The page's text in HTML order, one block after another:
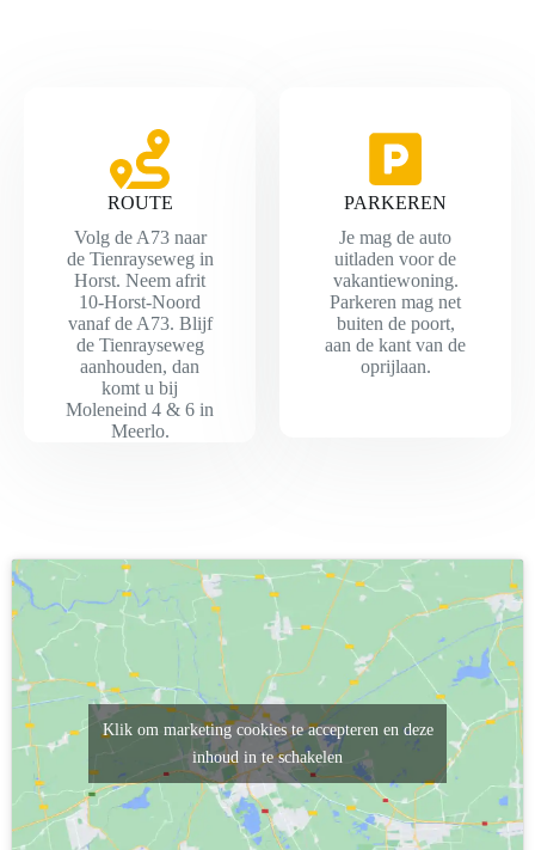
ROUTE
Volg de A73 naar
de Tienrayseweg in
Horst. Neem afrit
10-Horst-Noord
vanaf de A73. Blijf
de Tienrayseweg
aanhouden, dan
komt u bij
Moleneind 4 & 6 in
Meerlo.
PARKEREN
Je mag de auto
uitladen voor de
vakantiewoning.
Parkeren mag net
buiten de poort,
aan de kant van de
oprijlaan.
Klik om marketing cookies te accepteren en deze
inhoud in te schakelen